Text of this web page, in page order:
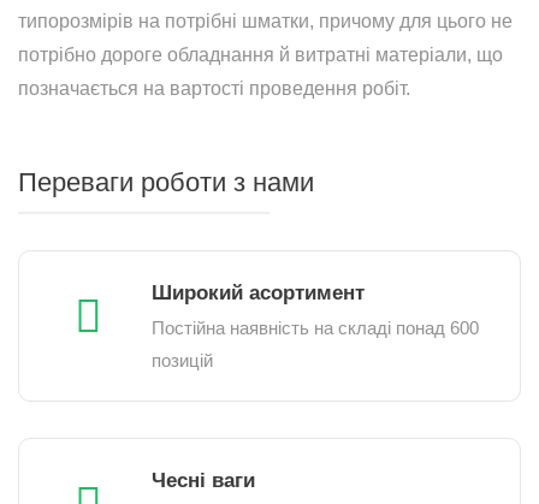
типорозмірів на потрібні шматки, причому для цього не
потрібно дороге обладнання й витратні матеріали, що
позначається на вартості проведення робіт.
Переваги роботи з нами
Широкий асортимент
Постійна наявність на складі понад 600
позицій
Чесні ваги